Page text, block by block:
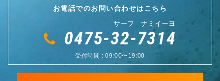
お電話でのお問い合わせはこちら
サーフ ナミイーヨ
0475-32-7314
受付時間 : 09:00〜19:00